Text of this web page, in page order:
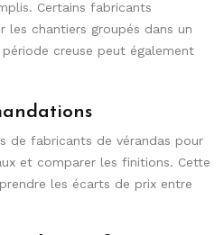
Certains fabricants
les chantiers groupés dans un
creuse peut également
de fabricants de vérandas pour
et comparer les finitions. Cette
les écarts de prix entre